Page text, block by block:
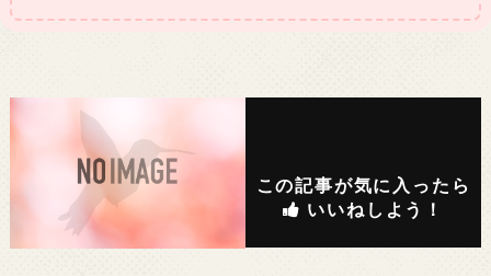
この記事が気に入ったら
いいねしよう！